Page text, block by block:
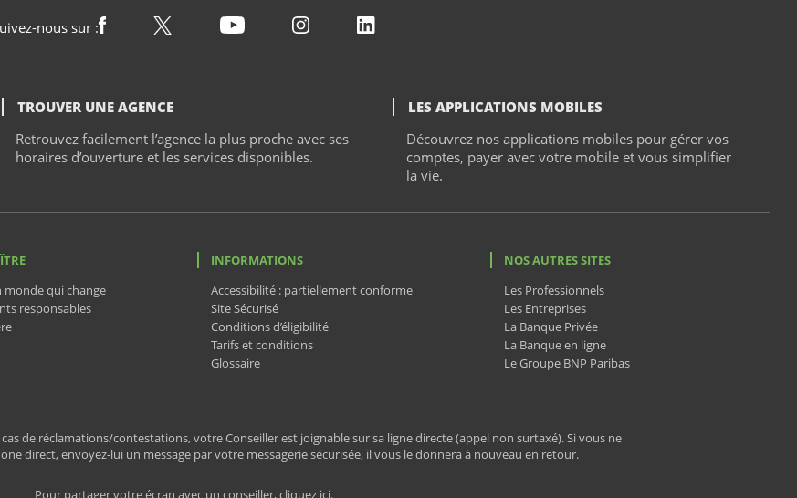
nous sur :
TROUVER UNE AGENCE
Retrouvez facilement l’agence la plus proche avec ses
horaires d’ouverture et les services disponibles.
LES APPLICATIONS MOBILES
Découvrez nos applications mobiles pour gérer vos
comptes, payer avec votre mobile et vous simplifier
la vie.
monde qui change
responsables
INFORMATIONS
Accessibilité : partiellement conforme
Site Sécurisé
Conditions d’éligibilité
Tarifs et conditions
Glossaire
NOS AUTRES SITES
Les Professionnels
Les Entreprises
La Banque Privée
La Banque en ligne
Le Groupe BNP Paribas
de réclamations/contestations, votre Conseiller est joignable sur sa ligne directe (appel non surtaxé). Si vous ne
direct, envoyez-lui un message par votre messagerie sécurisée, il vous le donnera à nouveau en retour.
Pour partager votre écran avec un conseiller, cliquez ici.